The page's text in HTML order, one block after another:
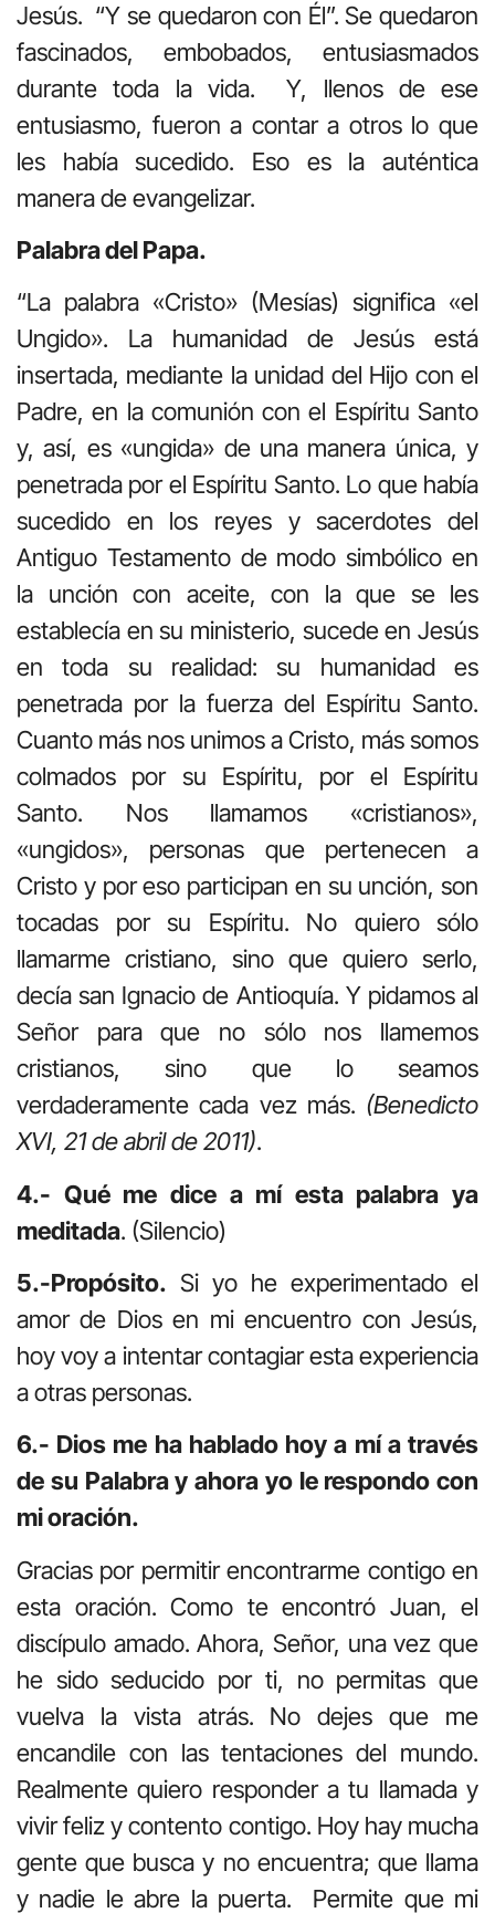
Jesús. “Y se quedaron con Él”. Se quedaron
fascinados, embobados, entusiasmados
durante toda la vida. Y, llenos de ese
entusiasmo, fueron a contar a otros lo que
les había sucedido. Eso es la auténtica
manera de evangelizar.
Palabra del Papa.
“La palabra «Cristo» (Mesías) significa «el
Ungido». La humanidad de Jesús está
insertada, mediante la unidad del Hijo con el
Padre, en la comunión con el Espíritu Santo
y, así, es «ungida» de una manera única, y
penetrada por el Espíritu Santo. Lo que había
sucedido en los reyes y sacerdotes del
Antiguo Testamento de modo simbólico en
la unción con aceite, con la que se les
establecía en su ministerio, sucede en Jesús
en toda su realidad: su humanidad es
penetrada por la fuerza del Espíritu Santo.
Cuanto más nos unimos a Cristo, más somos
colmados por su Espíritu, por el Espíritu
Santo. Nos llamamos «cristianos»,
«ungidos», personas que pertenecen a
Cristo y por eso participan en su unción, son
tocadas por su Espíritu. No quiero sólo
llamarme cristiano, sino que quiero serlo,
decía san Ignacio de Antioquía. Y pidamos al
Señor para que no sólo nos llamemos
cristianos, sino que lo seamos
verdaderamente cada vez más. (Benedicto
XVI, 21 de abril de 2011).
4.- Qué me dice a mí esta palabra ya
meditada. (Silencio)
5.-Propósito. Si yo he experimentado el
amor de Dios en mi encuentro con Jesús,
hoy voy a intentar contagiar esta experiencia
a otras personas.
6.- Dios me ha hablado hoy a mí a través
de su Palabra y ahora yo le respondo con
mi oración.
Gracias por permitir encontrarme contigo en
esta oración. Como te encontró Juan, el
discípulo amado. Ahora, Señor, una vez que
he sido seducido por ti, no permitas que
vuelva la vista atrás. No dejes que me
encandile con las tentaciones del mundo.
Realmente quiero responder a tu llamada y
vivir feliz y contento contigo. Hoy hay mucha
gente que busca y no encuentra; que llama
y nadie le abre la puerta. Permite que mi